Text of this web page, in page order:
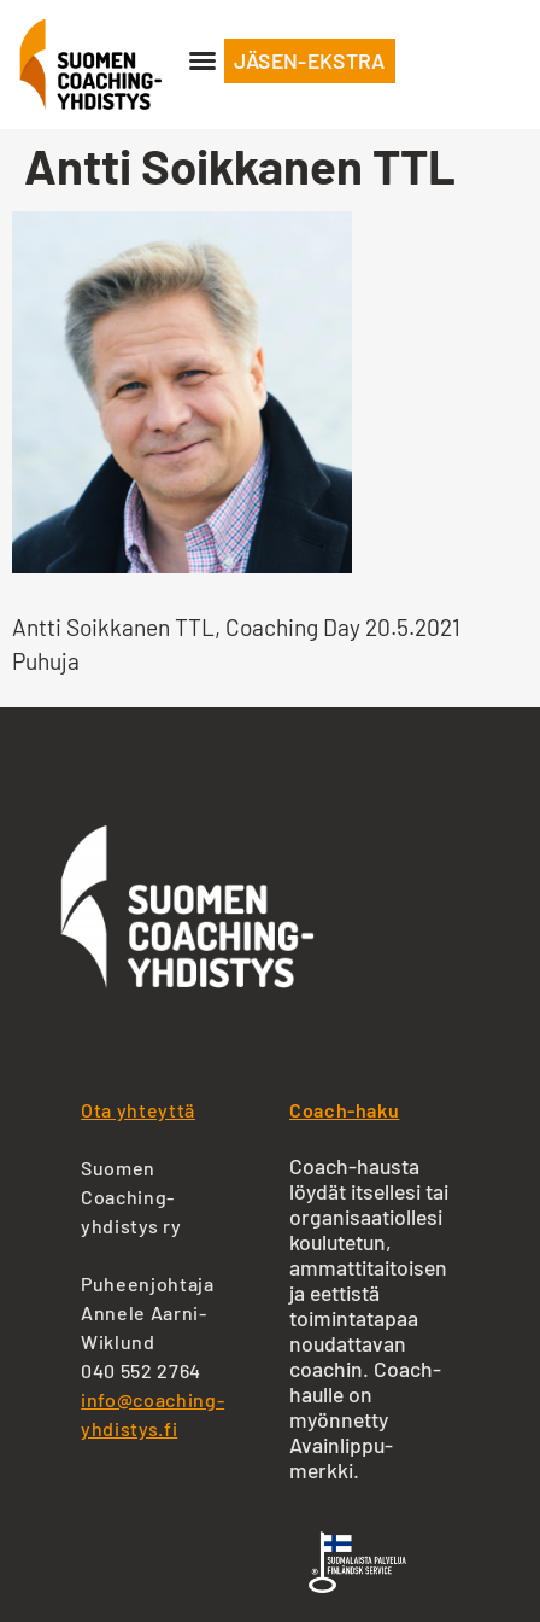
JÄSEN-EKSTRA
Antti Soikkanen TTL
Antti Soikkanen TTL, Coaching Day 20.5.2021
Puhuja
Ota yhteyttä
Suomen
Coaching-
yhdistys ry
Puheenjohtaja
Annele Aarni-
Wiklund
040 552 2764
info@coaching-
yhdistys.fi
Coach-haku
Coach-hausta
löydät itsellesi tai
organisaatiollesi
koulutetun,
ammattitaitoisen
ja eettistä
toimintatapaa
noudattavan
coachin. Coach-
haulle on
myönnetty
Avainlippu-
merkki.